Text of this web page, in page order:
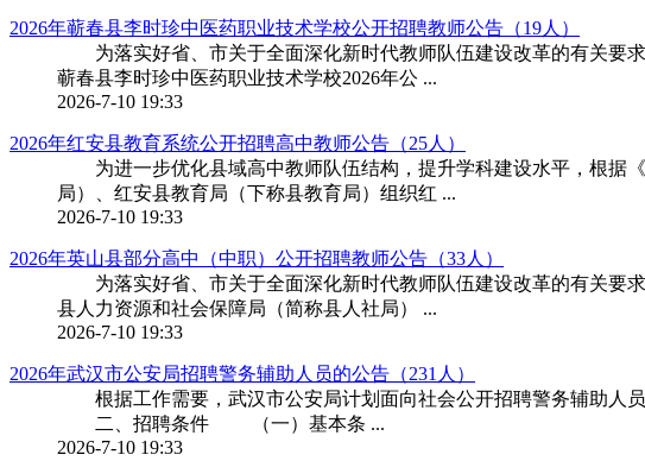
2026年蕲春县李时珍中医药职业技术学校公开招聘教师公告（19人）
为落实好省、市关于全面深化新时代教师队伍建设改革的有关要
蕲春县李时珍中医药职业技术学校2026年公 ...
2026-7-10 19:33
2026年红安县教育系统公开招聘高中教师公告（25人）
为进一步优化县域高中教师队伍结构，提升学科建设水平，根据《
局）、红安县教育局（下称县教育局）组织红 ...
2026-7-10 19:33
2026年英山县部分高中（中职）公开招聘教师公告（33人）
为落实好省、市关于全面深化新时代教师队伍建设改革的有关要求
县人力资源和社会保障局（简称县人社局） ...
2026-7-10 19:33
2026年武汉市公安局招聘警务辅助人员的公告（231人）
根据工作需要，武汉市公安局计划面向社会公开招聘警务辅助
二、招聘条件 （一）基本条 ...
2026-7-10 19:33